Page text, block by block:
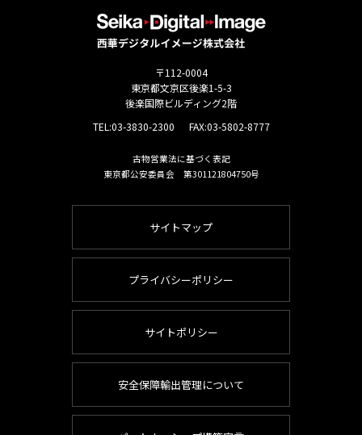
〒112-0004
東京都文京区後楽1-5-3
後楽国際ビルディング2階
TEL:03-3830-2300 FAX:03-5802-8777
古物営業法に基づく表記
東京都公安委員会 第301121804750号
サイトマップ
プライバシーポリシー
サイトポリシー
安全保障輸出管理について